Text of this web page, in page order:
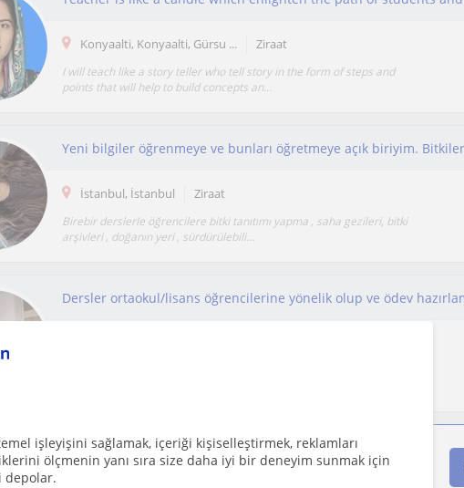
işleyişini sağlamak, içeriği kişiselleştirmek, reklamları
ölçmenin yanı sıra size daha iyi bir deneyim sunmak için
depolar.
Konyaalti, Konyaalti, Gürsu ... Ziraat
I will teach like a story teller who tell story in the form of steps and
points that will help to build concepts an...
İstanbul, İstanbul Ziraat
Birebir derslerle öğrencilere bitki tanıtımı yapma , saha gezileri, bitki
arşivleri , doğanın yeri , sürdürülebili...
ilan ver
ilan ver ve öğretmenlerin seninle iletişime geçmesini sağla